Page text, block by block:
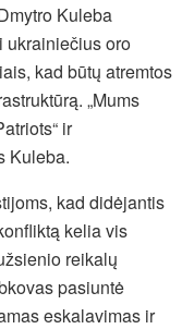
Kuleba
ukrainiečius oro
kad būtų atremtos
„Mums
ir
Kuleba.
kad didėjantis
kelia vis
reikalų
pasiuntė
eskalavimas ir